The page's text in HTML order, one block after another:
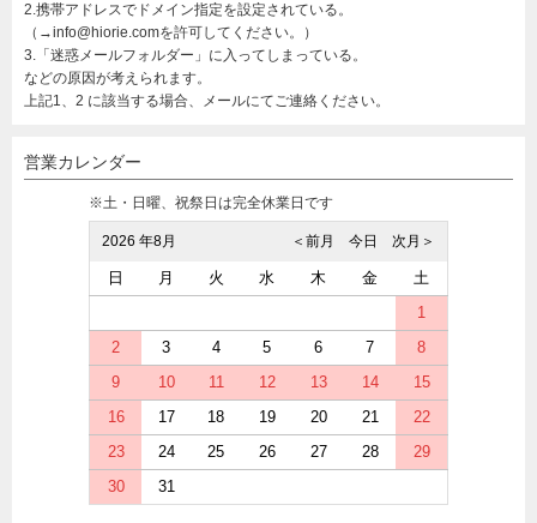
2.携帯アドレスでドメイン指定を設定されている。
（→info@hiorie.comを許可してください。）
3.「迷惑メールフォルダー」に入ってしまっている。
などの原因が考えられます。
上記1、2 に該当する場合、メールにてご連絡ください。
営業カレンダー
※土・日曜、祝祭日は完全休業日です
2026 年8月 次月＞
今日
＜前月
日 月 火 水 木 金
土
1
2
3 4 5 6 7
8
9
10 11 12 13 14
15
16
17 18 19 20 21
22
23
24 25 26 27 28
29
30
31